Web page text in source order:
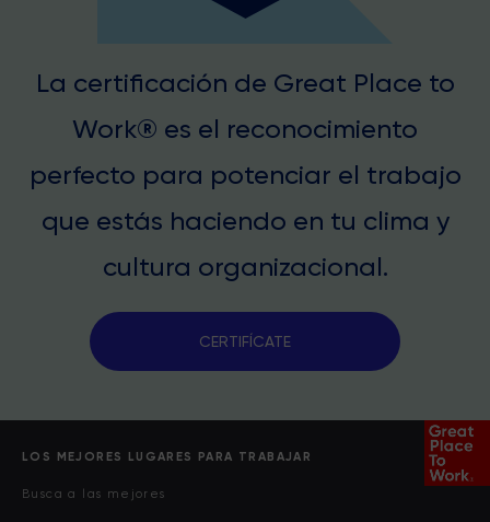
La certificación de Great Place to
Work® es el reconocimiento
perfecto para potenciar el trabajo
que estás haciendo en tu clima y
cultura organizacional.
CERTIFÍCATE
LOS MEJORES LUGARES PARA TRABAJAR
Busca a las mejores